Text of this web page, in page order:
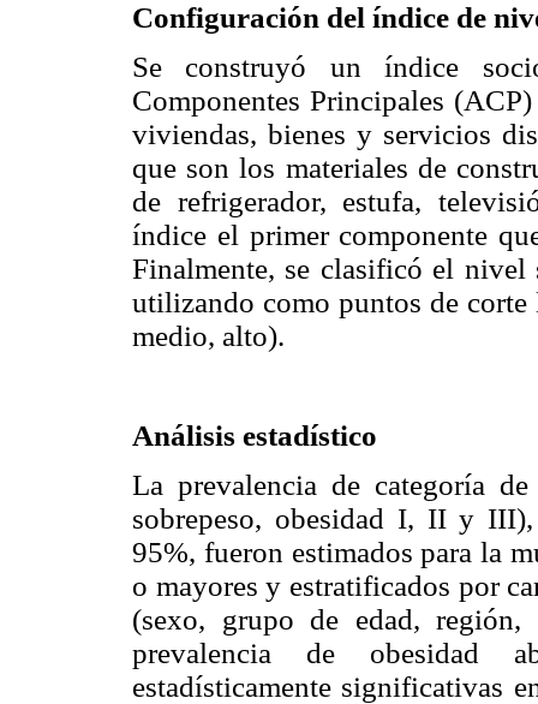
Configuración del índice de
Se construyó un índice
Componentes Principales
viviendas, bienes y servicios
que son los materiales de
de refrigerador, estufa,
índice el primer componente
Finalmente, se clasificó el nivel
utilizando como puntos de
medio, alto).
Análisis estadístico
La prevalencia de categoría
sobrepeso, obesidad I, II y
95%, fueron estimados para la
o mayores y estratificados por
(sexo, grupo de edad,
prevalencia de obesidad
estadísticamente significativas